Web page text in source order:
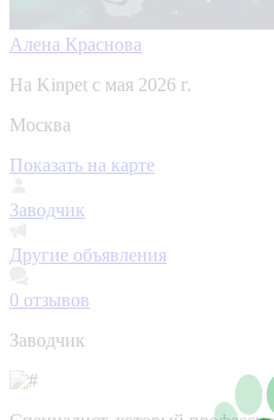
Алена Краснова
На Kinpet c мая 2026 г.
Москва
Показать на карте
Заводчик
Другие объявления
0 отзывов
Заводчик